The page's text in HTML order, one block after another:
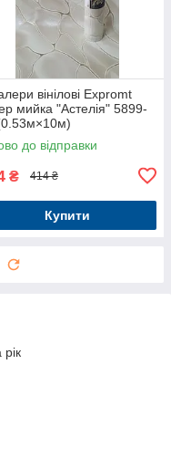
вінілові Expromt
мийка "Астелія" 5899-
до відправки
₴ 414 ₴
Купити